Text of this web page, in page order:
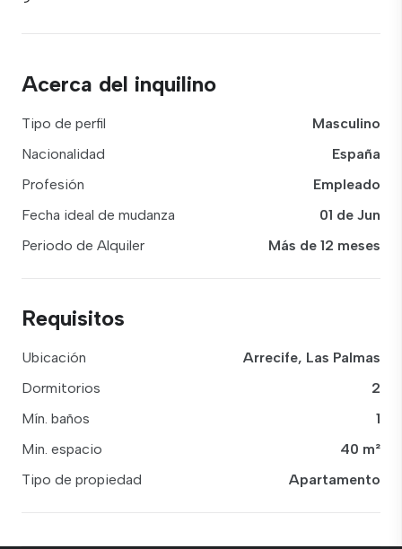
Acerca del inquilino
Tipo de perfil
Masculino
Nacionalidad
España
Profesión
Empleado
Fecha ideal de mudanza
01 de Jun
Periodo de Alquiler
Más de 12 meses
Requisitos
Ubicación
Arrecife, Las Palmas
Dormitorios
2
Mín. baños
1
Min. espacio
40 m²
Tipo de propiedad
Apartamento